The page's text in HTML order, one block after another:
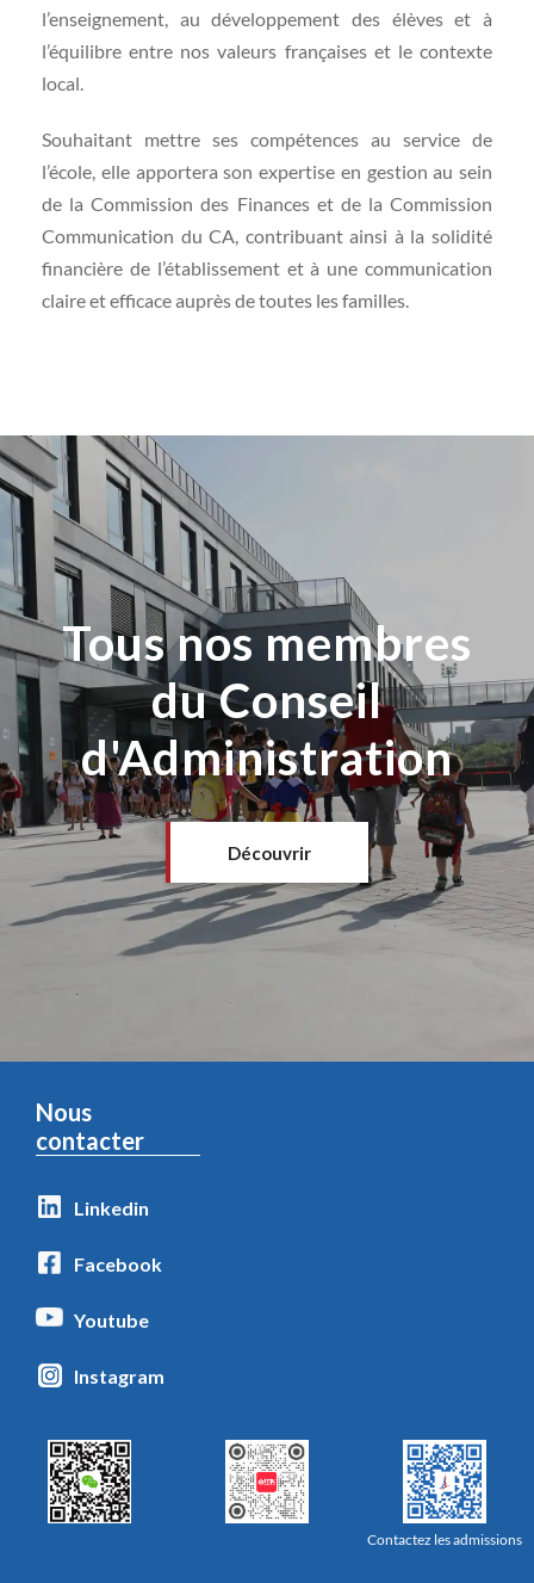
l’enseignement, au développement des élèves et à
l’équilibre entre nos valeurs françaises et le contexte
local.
Souhaitant mettre ses compétences au service de
l’école, elle apportera son expertise en gestion au sein
de la Commission des Finances et de la Commission
Communication du CA, contribuant ainsi à la solidité
financière de l’établissement et à une communication
claire et efficace auprès de toutes les familles.
Tous nos membres
du Conseil
d'Administration
Découvrir
Nous
contacter
Linkedin
Facebook
Youtube
Instagram
Contactez les admissions